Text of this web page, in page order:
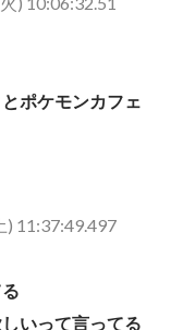
ポケモンカフェ
11:37:49.497
いって言ってる